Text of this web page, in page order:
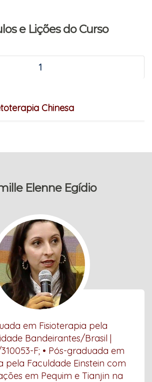
e Lições do Curso
1
Chinesa
Elenne Egídio
em Fisioterapia pela
Bandeirantes/Brasil |
F; • Pós-graduada em
pela Faculdade Einstein com
em Pequim e Tianjin na